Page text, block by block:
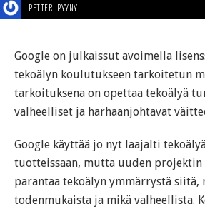
PETTERI PYYNY
Google on julkaissut avoimella
tekoälyn koulutukseen tarkoitetun
tarkoituksena on opettaa tekoälyä
valheelliset ja harhaanjohtavat
Google käyttää jo nyt laajalti
tuotteissaan, mutta uuden
parantaa tekoälyn ymmärrystä siitä,
todenmukaista ja mikä valheellista.